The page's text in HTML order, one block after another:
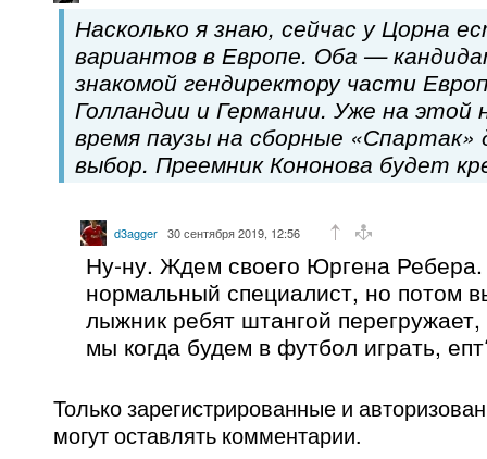
Насколько я знаю, сейчас у Цорна
вариантов в Европе. Оба —
знакомой гендиректору части
Голландии и Германии. Уже на этой
время паузы на сборные «Спартак»
выбор. Преемник Кононова будет
d3agger 30 сентября 2019, 12:56
Ну-ну. Ждем своего Юргена Ребера.
нормальный специалист, но потом
лыжник ребят штангой
мы когда будем в футбол играть,
Только зарегистрированные и
могут оставлять комментарии.